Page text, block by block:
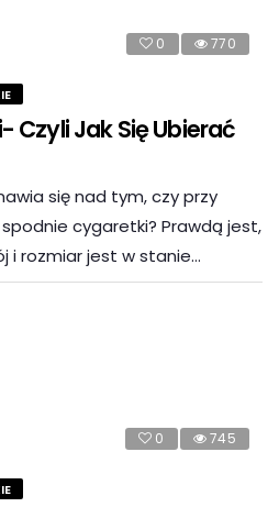
0 770
Czyli Jak Się Ubierać
się nad tym, czy przy
cygaretki? Prawdą jest,
i rozmiar jest w stanie…
0 745